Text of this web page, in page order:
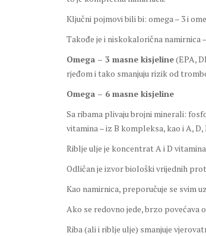
Ključni pojmovi bili bi: omega – 3 i
Takođe je i niskokalorična namirnica
Omega – 3 masne kisjeline(EPA,
rjeđom i tako smanjuju rizik od
Omega – 6 masne kisjeline
Sa ribama plivaju brojni minerali:
vitamina – iz B kompleksa, kao i A, D,
Riblje ulje je koncentrat A i D
Odličan je izvor biološki vrijednih
Kao namirnica, preporučuje se svim
Ako se redovno jede, brzo
Riba (ali i riblje ulje) smanjuje